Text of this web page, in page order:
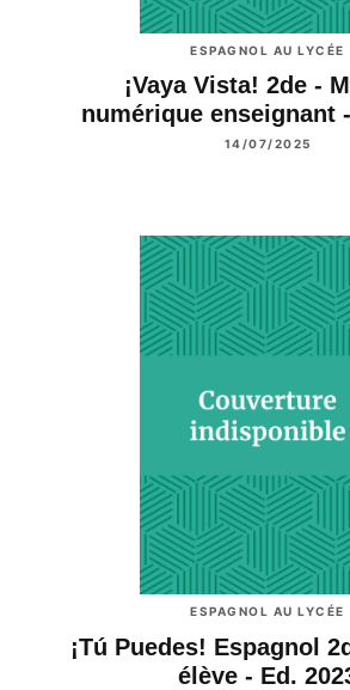
ESPAGNOL AU LYCÉE
¡Vaya Vista! 2de -
numérique enseignant
14/07/2025
ESPAGNOL AU LYCÉE
¡Tú Puedes! Espagnol
élève - Ed.